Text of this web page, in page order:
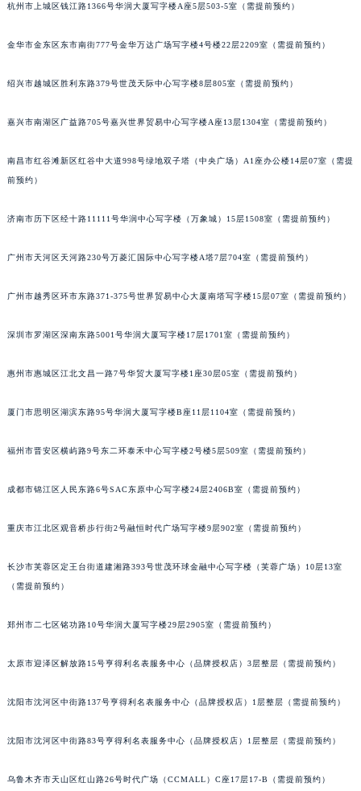
杭州市上城区钱江路1366号华润大厦写字楼A座5层503-5室（需提前预约）
金华市金东区东市南街777号金华万达广场写字楼4号楼22层2209室（需提前预约）
绍兴市越城区胜利东路379号世茂天际中心写字楼8层805室（需提前预约）
嘉兴市南湖区广益路705号嘉兴世界贸易中心写字楼A座13层1304室（需提前预约）
南昌市红谷滩新区红谷中大道998号绿地双子塔（中央广场）A1座办公楼14层07室（需提
前预约）
济南市历下区经十路11111号华润中心写字楼（万象城）15层1508室（需提前预约）
广州市天河区天河路230号万菱汇国际中心写字楼A塔7层704室（需提前预约）
广州市越秀区环市东路371-375号世界贸易中心大厦南塔写字楼15层07室（需提前预约）
深圳市罗湖区深南东路5001号华润大厦写字楼17层1701室（需提前预约）
惠州市惠城区江北文昌一路7号华贸大厦写字楼1座30层05室（需提前预约）
厦门市思明区湖滨东路95号华润大厦写字楼B座11层1104室（需提前预约）
福州市晋安区横屿路9号东二环泰禾中心写字楼2号楼5层509室（需提前预约）
成都市锦江区人民东路6号SAC东原中心写字楼24层2406B室（需提前预约）
重庆市江北区观音桥步行街2号融恒时代广场写字楼9层902室（需提前预约）
长沙市芙蓉区定王台街道建湘路393号世茂环球金融中心写字楼（芙蓉广场）10层13室
（需提前预约）
郑州市二七区铭功路10号华润大厦写字楼29层2905室（需提前预约）
太原市迎泽区解放路15号亨得利名表服务中心（品牌授权店）3层整层（需提前预约）
沈阳市沈河区中街路137号亨得利名表服务中心（品牌授权店）1层整层（需提前预约）
沈阳市沈河区中街路83号亨得利名表服务中心（品牌授权店）1层整层（需提前预约）
乌鲁木齐市天山区红山路26号时代广场（CCMALL）C座17层17-B（需提前预约）